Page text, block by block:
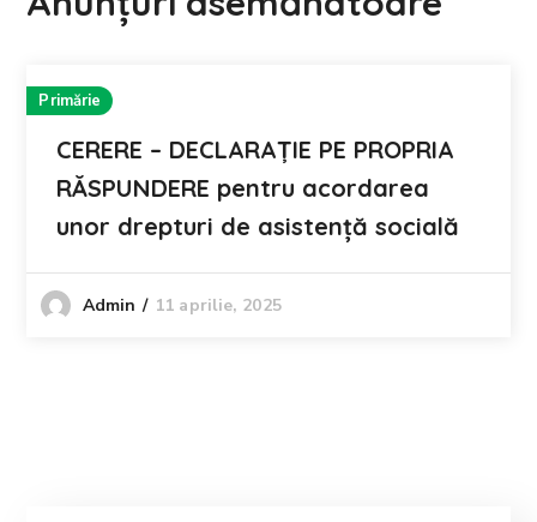
Primărie
CERERE – DECLARAȚIE PE PROPRIA
RĂSPUNDERE pentru acordarea
unor drepturi de asistență socială
Admin 11 aprilie, 2025